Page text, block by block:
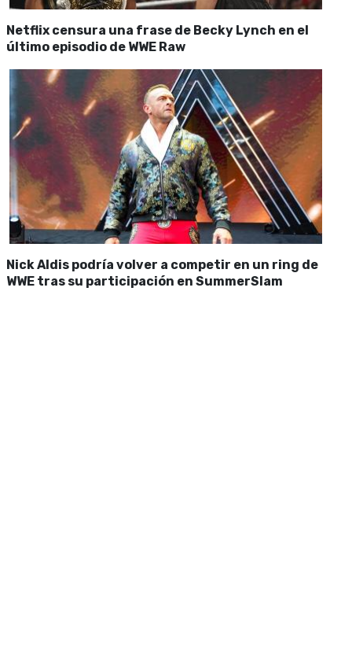
Netflix censura una frase de Becky Lynch en el
último episodio de WWE Raw
Nick Aldis podría volver a competir en un ring de
WWE tras su participación en SummerSlam